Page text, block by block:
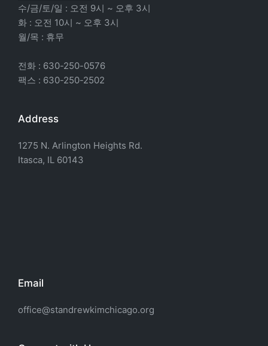
수/금/토/일 : 오전 9시 ~ 오후 3시
화 : 오전 10시 ~ 오후 3시
월/목 : 휴무
전화 : 630-250-0576
팩스 : 630-250-2502
Address
1275 N. Arlington Heights Rd.
Itasca, IL 60143
Email
office@standrewkimchicago.org